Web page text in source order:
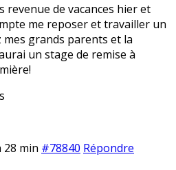
revenue de vacances hier et
me reposer et travailler un
grands parents et la
un stage de remise à
28 min #78840 Répondre